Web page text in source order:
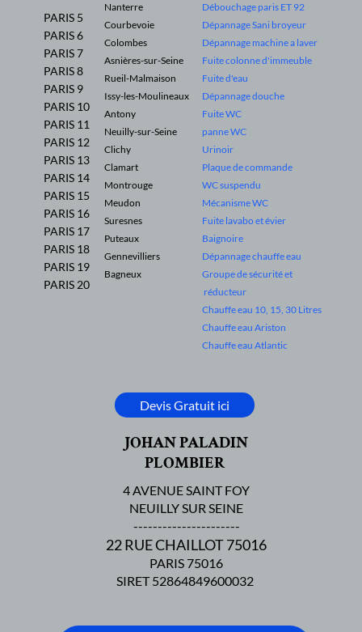
Devis Gratuit ici
JOHAN PALADIN
PLOMBIER
4 AVENUE SAINT FOY
NEUILLY SUR SEINE
----------------------
22 RUE CHAILLOT 75016
PARIS 75016
SIRET 52864849600032
PARIS 5
PARIS 6
PARIS 7
PARIS 8
PARIS 9
PARIS 10
PARIS 11
PARIS 12
PARIS 13
PARIS 14
PARIS 15
PARIS 16
PARIS 17
PARIS 18
PARIS 19
PARIS 20
Débouchage paris ET 92
Dépannage Sani broyeur
Dépannage machine a laver
Fuite colonne d'immeuble
Fuite d'eau
Dépannage douche
Fuite WC
panne WC
Urinoir
Plaque de commande
WC suspendu
Mécanisme WC
Fuite lavabo et évier
Baignoire
Dépannage chauffe eau
Groupe de sécurité et
réducteur
Chauffe eau 10, 15, 30 Litres
Chauffe eau Ariston
Chauffe eau Atlantic
Nanterre
Courbevoie
Colombes
Asnières-sur-Seine
Rueil-Malmaison
Issy-les-Moulineaux
Antony
Neuilly-sur-Seine
Clichy
Clamart
Montrouge
Meudon
Suresnes
Puteaux
Gennevilliers
Bagneux